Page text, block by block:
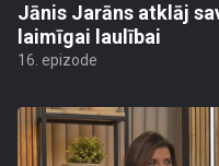
Jānis Jarāns atklāj
laimīgai laulībai
16. epizode